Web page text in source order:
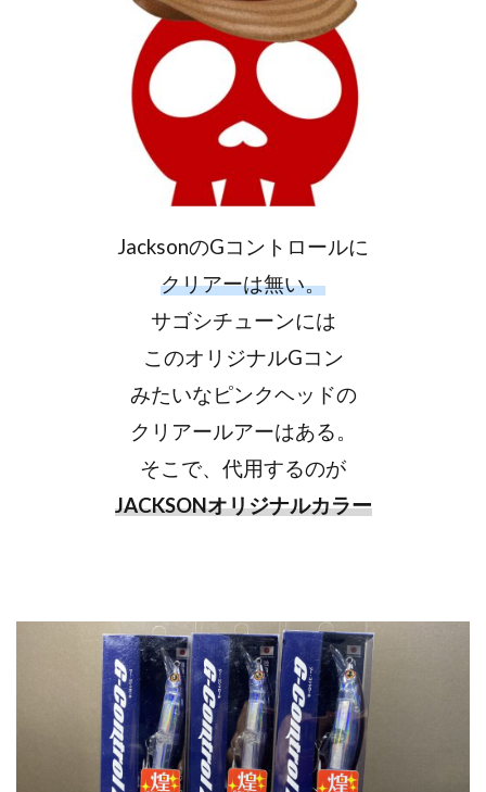
JacksonのGコントロールに
クリアーは無い。
サゴシチューンには
このオリジナルGコン
みたいなピンクヘッドの
クリアールアーはある。
そこで、代用するのが
JACKSONオリジナルカラー